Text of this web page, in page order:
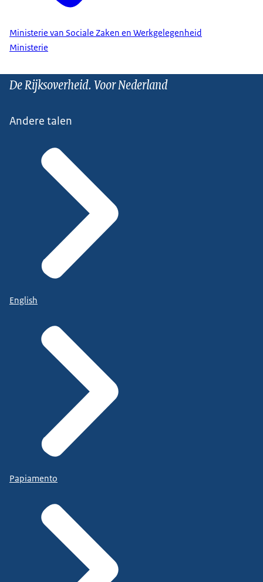
Ministerie van Sociale Zaken en Werkgelegenheid
Ministerie
De Rijksoverheid. Voor Nederland
Andere talen
English
Papiamento